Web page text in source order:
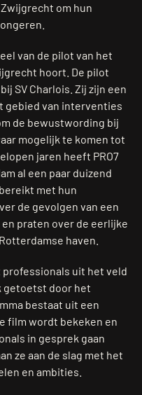
om hun
van de pilot van het
hoort. De pilot
SV Charlois. Zij zijn een
gebied van interventies
de bewustwording bij
mogelijk te komen tot
jaren heeft PRO7
al een paar duizend
met hun
de gevolgen van een
en praten over de eerlijke
haven.
professionals uit het veld
getoetst door het
bestaat uit een
film wordt bekeken en
in gesprek gaan
ze aan de slag met het
en ambities.